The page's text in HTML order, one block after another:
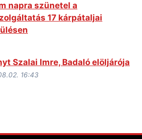
napra szünetel a
17 kárpátaljai
Szalai Imre, Badaló elöljárója
16:43